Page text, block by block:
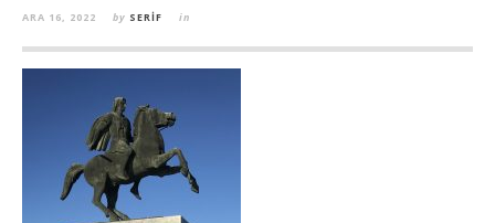
ARA 16, 2022 by SERIF in